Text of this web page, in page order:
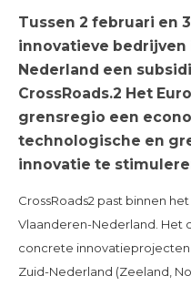
Tussen 2 februari en
innovatieve bedrijven
Nederland een
CrossRoads.2 Het
grensregio een
technologische en
innovatie te
CrossRoads2 past binnen
Vlaanderen-Nederland. Het
concrete innovatieprojecten
Zuid-Nederland (Zeeland,